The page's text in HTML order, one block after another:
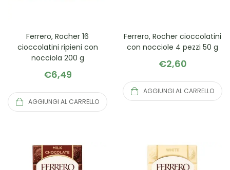
Ferrero, Rocher 16
cioccolatini ripieni con
nocciola 200 g
€6,49
AGGIUNGI AL CARRELLO
Ferrero, Rocher cioccolatini
con nocciole 4 pezzi 50 g
€2,60
AGGIUNGI AL CARRELLO